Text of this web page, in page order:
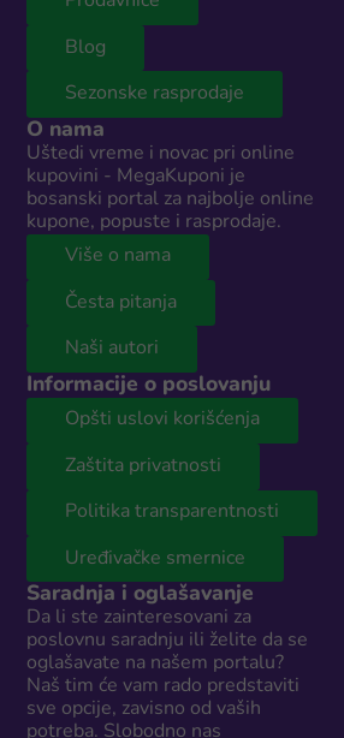
Blog
Sezonske rasprodaje
O nama
Uštedi vreme i novac pri online
kupovini - MegaKuponi je
bosanski portal za najbolje online
kupone, popuste i rasprodaje.
Više o nama
Česta pitanja
Naši autori
Informacije o poslovanju
Opšti uslovi korišćenja
Zaštita privatnosti
Politika transparentnosti
Uređivačke smernice
Saradnja i oglašavanje
Da li ste zainteresovani za
poslovnu saradnju ili želite da se
oglašavate na našem portalu?
Naš tim će vam rado predstaviti
sve opcije, zavisno od vaših
potreba. Slobodno nas